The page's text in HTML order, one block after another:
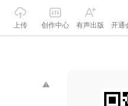
上传 创作中心 有声出版 开通